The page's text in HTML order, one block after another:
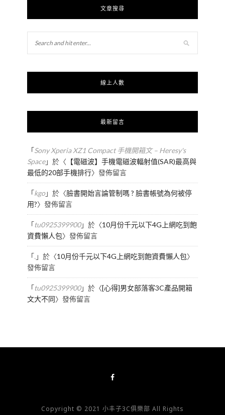
文章搜尋
線上人數
最新留言
「Sony Xperia XZ1 Compact 手機開箱文 – Heresy's
Space」於〈 【電磁波】手機電磁波輻射值(SAR)最高與
最低的20部手機排行〉發佈留言
「kgo」於〈臉書開始言論管制嗎 ? 臉書帳號為何被停
用?〉發佈留言
「tu0925399900」於〈10月份千元以下4G上網吃到飽
資費懶人包〉發佈留言
「.」於〈10月份千元以下4G上網吃到飽資費懶人包〉
發佈留言
「tu0925399900」於〈[心得]男女部落客3C產品開箱
文大不同〉發佈留言
Copyright © 2021 小丰子3C俱樂部 All Rights